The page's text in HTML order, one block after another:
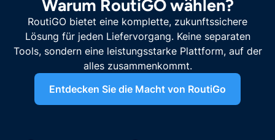
Warum RoutiGO wählen?
RoutiGO bietet eine komplette, zukunftssichere
Lösung für jeden Liefervorgang. Keine separaten
Tools, sondern eine leistungsstarke Plattform, auf der
alles zusammenkommt.
Entdecken Sie die Macht von RoutiGo